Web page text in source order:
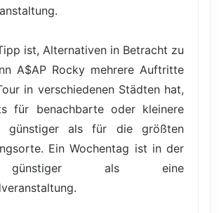
ist, Alternativen in Betracht zu
A$AP Rocky mehrere Auftritte
in verschiedenen Städten hat,
für benachbarte oder kleinere
günstiger als für die größten
Ein Wochentag ist in der
günstiger als eine